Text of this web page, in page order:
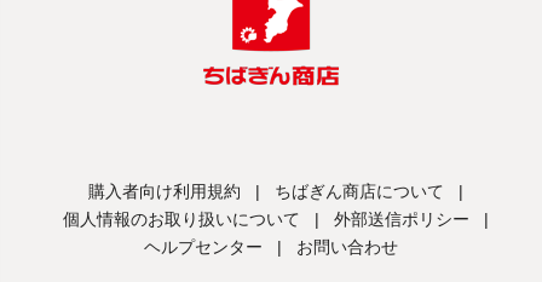
購入者向け利用規約 | ちばぎん商店について
|
個人情報のお取り扱いについて
| 外部送信ポリシー
|
ヘルプセンター
| お問い合わせ